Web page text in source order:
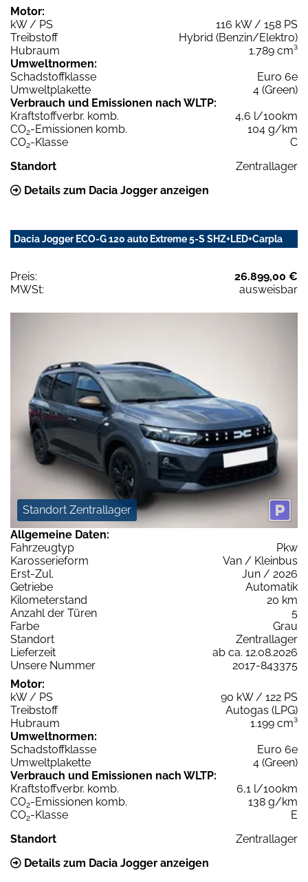
Motor:
kW / PS
116 kW / 158 PS
Treibstoff
Hybrid (Benzin/Elektro)
Hubraum
1.789 cm³
Umweltnormen:
Schadstoffklasse
Euro 6e
Umweltplakette
4 (Green)
Verbrauch und Emissionen nach WLTP:
Kraftstoffverbr. komb.
4,6 l/100km
CO2-Emissionen komb.
104 g/km
CO2-Klasse
C
Standort
Zentrallager
Details zum Dacia Jogger anzeigen
Dacia Jogger ECO-G 120 auto Extreme 5-S SHZ+LED+Carpla
Preis:
26.899,00 €
MWSt:
ausweisbar
Standort Zentrallager
Allgemeine Daten:
Fahrzeugtyp
Pkw
Karosserieform
Van / Kleinbus
Erst-Zul.
Jun / 2026
Getriebe
Automatik
Kilometerstand
20 km
Anzahl der Türen
5
Farbe
Grau
Standort
Zentrallager
Lieferzeit
ab ca. 12.08.2026
Unsere Nummer
2017-843375
Motor:
kW / PS
90 kW / 122 PS
Treibstoff
Autogas (LPG)
Hubraum
1.199 cm³
Umweltnormen:
Schadstoffklasse
Euro 6e
Umweltplakette
4 (Green)
Verbrauch und Emissionen nach WLTP:
Kraftstoffverbr. komb.
6,1 l/100km
CO2-Emissionen komb.
138 g/km
CO2-Klasse
E
Standort
Zentrallager
Details zum Dacia Jogger anzeigen